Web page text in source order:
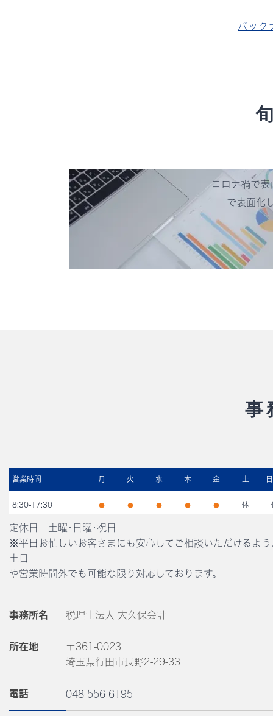
バック
コロナ禍で
で表面化
事
営業時間 月 火 水 木 金 土
8:30-17:30 ● ● ● ● ● 休
定休日 土曜･日曜･祝日
※平日お忙しいお客さまにも安心してご相談いただけるよう
土日
や営業時間外でも可能な限り対応しております。
事務所名 税理士法人 大久保会計
所在地
〒361-0023
埼玉県行田市長野2-29-33
電話 048-556-6195